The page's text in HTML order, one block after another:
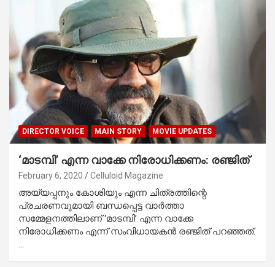
DIRECTOR VOICE MAIN STORY MOVIE UPDATES
‘മാടമ്പി’ എന്ന വാക്കേ നിരോധിക്കണം: രഞ്ജിത്
February 6, 2020 Celluloid Magazine
അയ്യപ്പനും കോശിയും എന്ന ചിത്രത്തിന്റെ
പ്രചരണവുമായി ബന്ധപ്പെട്ട വാര്‍ത്താ
സമ്മേളനത്തിലാണ് ‘മാടമ്പി’ എന്ന വാക്കേ
നിരോധിക്കണം എന്ന് സംവിധായകന്‍ രഞ്ജിത് പറഞ്ഞത്.
…